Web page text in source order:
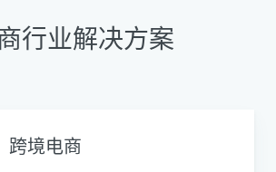
行业解决方案
跨境电商